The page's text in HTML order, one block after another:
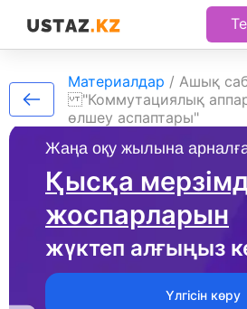
Жаңа оқу жылына
Қысқа
жоспарларын
жүктеп алғыңыз
Үлгісін көру
Материалдар / Ашық
"Коммутациялық
өлшеу аспаптары"